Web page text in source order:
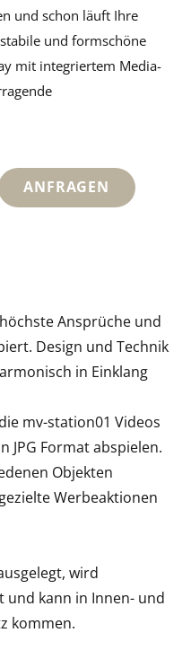
und schon läuft Ihre
und formschöne
mit integriertem Media-
ANFRAGEN
Ansprüche und
Design und Technik
in Einklang
mv-station01 Videos
JPG Format abspielen.
Objekten
Werbeaktionen
wird
und kann in Innen- und
kommen.